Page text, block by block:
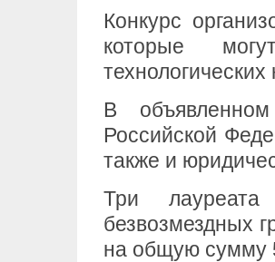
Конкурс
которые
В
Российской
также и
Три
безвозмездных
на общую сумму